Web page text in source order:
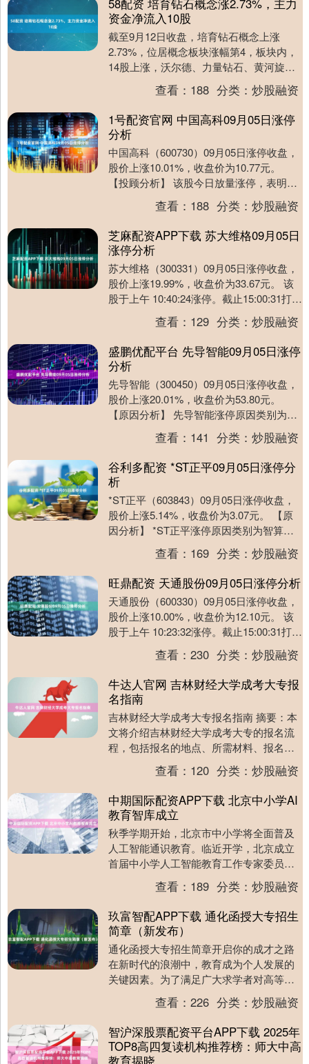
58配资 培育钻石概念涨2.73%，主力
资金净流入10股
截至9月12日收盘，培育钻石概念上涨
2.73%，位居概念板块涨幅第4，板块内，
14股上涨，沃尔德、力量钻石、黄河旋风
等涨幅居前，分别上涨15.36%、8.20%....
查看： 188 分类：炒股融资
1号配资官网 中国高科09月05日涨停
分析
中国高科（600730）09月05日涨停收盘，
股价上涨10.01%，收盘价为10.77元。
【投顾分析】 该股今日放量涨停，表明场
外资金吸筹积极性高，做多动能强....
查看： 188 分类：炒股融资
芝麻配资APP下载 苏大维格09月05日
涨停分析
苏大维格（300331）09月05日涨停收盘，
股价上涨19.99%，收盘价为33.67元。 该
股于上午 10:40:24涨停。截止15:00:31打开
涨停11次....查看： 129 分类：炒股融资
盛鹏优配平台 先导智能09月05日涨停
分析
先导智能（300450）09月05日涨停收盘，
股价上涨20.01%，收盘价为53.80元。
【原因分析】 先导智能涨停原因类别为固
态电池+锂电设备+半年报增长+....
查看： 141 分类：炒股融资
谷利多配资 *ST正平09月05日涨停分
析
*ST正平（603843）09月05日涨停收盘，
股价上涨5.14%，收盘价为3.07元。 【原
因分析】 *ST正平涨停原因类别为智算服
务+光伏概念+路桥工程+S....
查看： 169 分类：炒股融资
旺鼎配资 天通股份09月05日涨停分析
天通股份（600330）09月05日涨停收盘，
股价上涨10.00%，收盘价为12.10元。 该
股于上午 10:23:32涨停。截止15:00:31打开
涨停1次，....查看：230 分类：炒股融资
牛达人官网 吉林财经大学成考大专报
名指南
吉林财经大学成考大专报名指南 摘要：本
文将介绍吉林财经大学成考大专的报名流
程，包括报名的地点、所需材料、报名步
骤等相关内容。全文将分为四个部分，分
别是报名前的准....
查看： 120 分类：炒股融资
中期国际配资APP下载 北京中小学AI
教育智库成立
秋季学期开始，北京市中小学将全面普及
人工智能通识教育。临近开学，北京成立
首届中小学人工智能教育工作专家委员
会。首届AI教育专家委员会阵容强大，共
55人，聘期至2....
查看： 189 分类：炒股融资
玖富智配APP下载 通化函授大专招生
简章（新发布）
通化函授大专招生简章开启你的成才之路
在新时代的浪潮中，教育成为个人发展的
关键因素。为了满足广大求学者对高等教
育的迫切需求，通化函授大专教育机构特
推出全新招生简....
查看：226 分类：炒股融资
智沪深股票配资平台APP下载 2025年
TOP8高四复读机构推荐榜：师大中高
教育揭晓